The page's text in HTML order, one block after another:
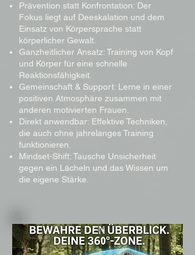
Prävention statt Konfrontation: Der
Fokus liegt auf Deeskalation und dem
Einsatz von Körpersprache statt
körperlicher Gewalt.
Ganzheitlicher Ansatz: Training von Kopf
und Körper für eine schnelle
Reaktionsfähigkeit.
Gemeinschaft & Support: Lerne in einer
positiven Atmosphäre zusammen mit
anderen motivierten Frauen.
Direkt anwendbar: Effektive Techniken,
die auch ohne jahrelanges Training
funktionieren.
Mindset-Shift: Tausche Unsicherheit
gegen ein Lächeln und das Wissen um
die eigene Stärke.